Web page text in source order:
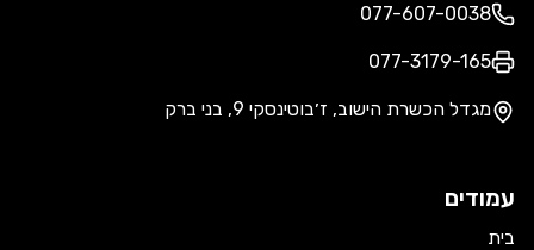
077-607-0038
077-3179-165
מגדל הכשרת הישוב, ז׳בוטינסקי 9, בני ברק
עמודים
בית